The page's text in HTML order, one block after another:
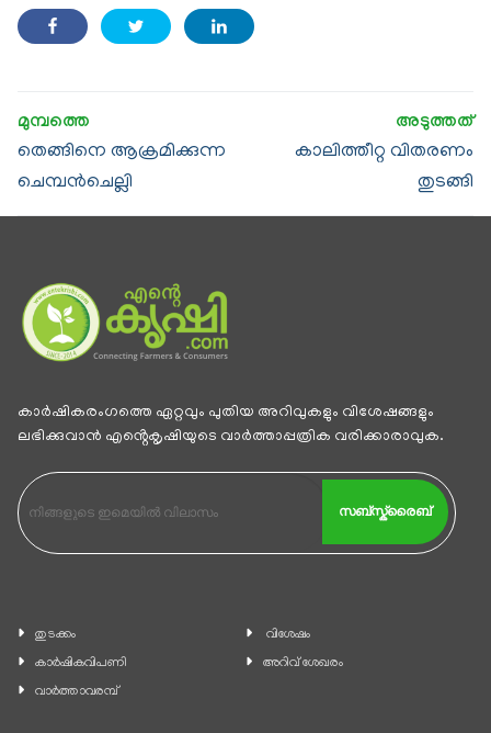
തെങ്ങിനെ ആക്രമിക്കുന്ന
ചെമ്പന്‍ചെല്ലി
കാലിത്തീറ്റ വിതരണം
തുടങ്ങി
കാര്‍ഷികരംഗത്തെ ഏറ്റവും പുതിയ അറിവുകളും വിശേഷങ്ങളും
ലഭിക്കുവാന്‍ എൻ്റെകൃഷിയുടെ വാര്‍ത്താപ്പത്രിക വരിക്കാരാവുക.
സബ്സ്ക്രൈബ്
തുടക്കം
കാ‍ർഷികവിപണി
വാര്‍ത്താവരമ്പ്
വിശേഷം
അറിവ് ശേഖരം